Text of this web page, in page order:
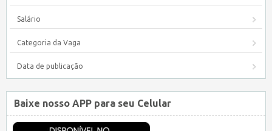
Salário
Categoria da Vaga
Data de publicação
Baixe nosso APP para seu Celular